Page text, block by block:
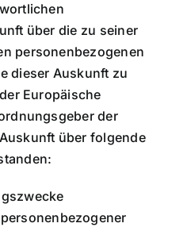
über die zu seiner
personenbezogenen
dieser Auskunft zu
Europäische
der
über folgende